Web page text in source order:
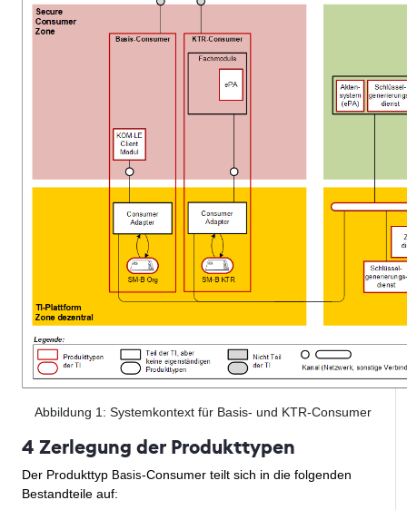
Abbildung 1: Systemkontext für Basis- und KTR-Consumer
4 Zerlegung der Produkttypen
Der Produkttyp Basis-Consumer teilt sich in die folgenden
Bestandteile auf: